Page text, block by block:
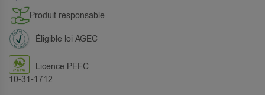
Produit responsable
Éligible loi AGEC
10-31-1712
Licence PEFC